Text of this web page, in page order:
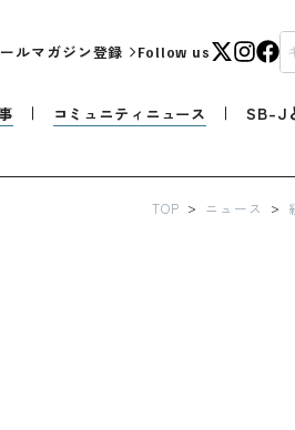
ルマガジン登録 Follow us
コミュニティニュース SB-J
TOP ニュース